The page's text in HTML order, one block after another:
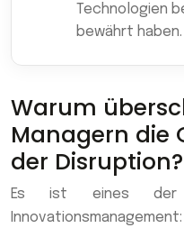
Technologien
bewährt haben.
Warum
Managern die
der Disruption?
Es ist eines der